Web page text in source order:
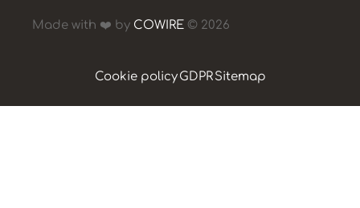
Made with ❤️ by COWIRE © 2026
Cookie policy GDPR Sitemap